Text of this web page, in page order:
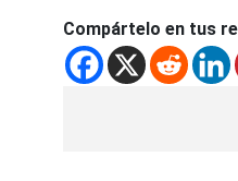
Compártelo en tus